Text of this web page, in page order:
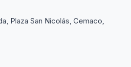
Plaza San Nicolás, Cemaco,